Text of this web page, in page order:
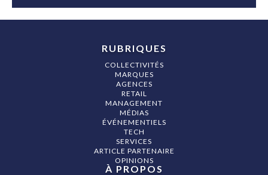
RUBRIQUES
COLLECTIVITÉS
MARQUES
AGENCES
RETAIL
MANAGEMENT
MÉDIAS
ÉVÉNEMENTIELS
TECH
SERVICES
ARTICLE PARTENAIRE
OPINIONS
À PROPOS